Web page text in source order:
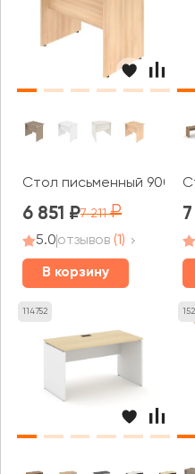
Стол письменный
6 851 7 211
5.0отзывов (1)
В корзину
114752